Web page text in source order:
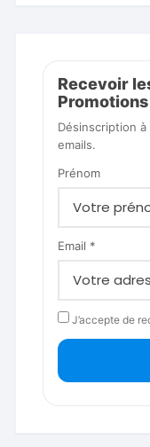
Recevoir
Désinscription
emails.
Prénom
Email *
J’accepte de